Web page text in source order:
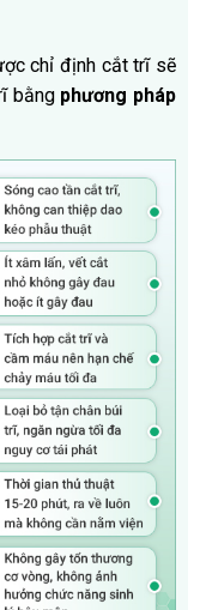
chỉ định cắt trĩ sẽ
bằng phương pháp